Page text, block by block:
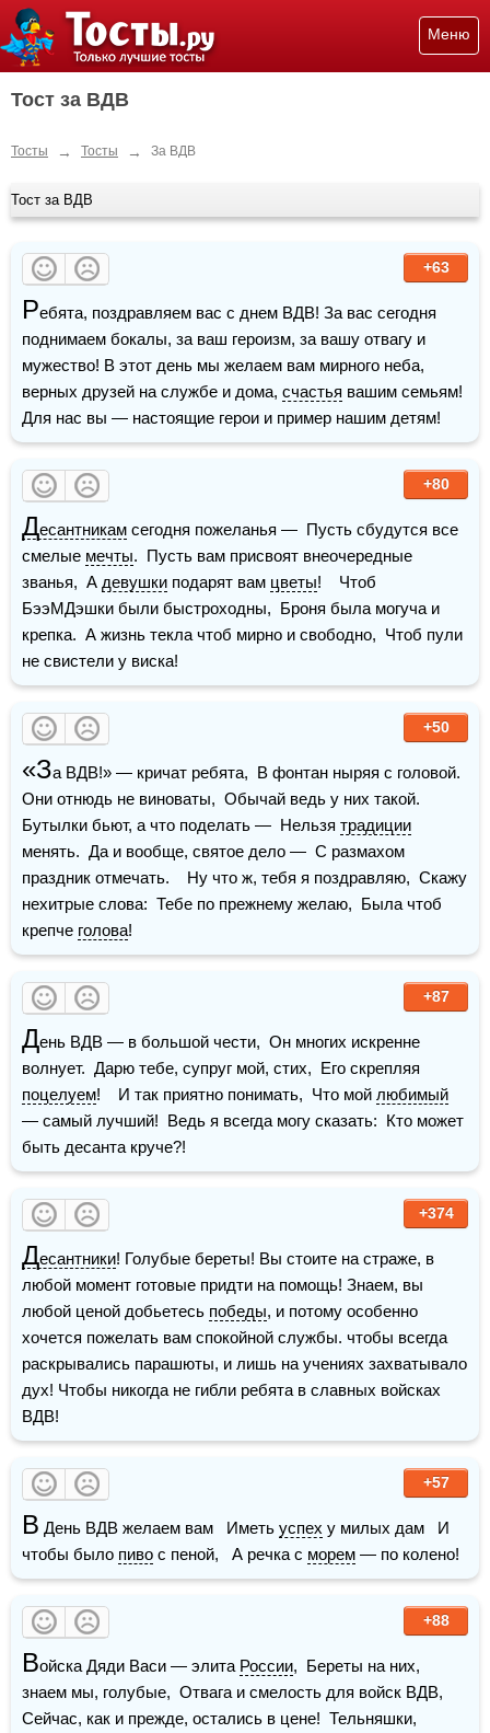
Меню
Тост за ВДВ
Тосты → Тосты → За ВДВ
Тост за ВДВ
+63
Ребята, поздравляем вас с днем ВДВ! За вас сегодня
поднимаем бокалы, за ваш героизм, за вашу отвагу и
мужество! В этот день мы желаем вам мирного неба,
верных друзей на службе и дома, счастья вашим семьям!
Для нас вы — настоящие герои и пример нашим детям!
+80
Десантникам сегодня пожеланья —  Пусть сбудутся все
смелые мечты.  Пусть вам присвоят внеочередные
званья,  А девушки подарят вам цветы!    Чтоб
БээМДэшки были быстроходны,  Броня была могуча и
крепка.  А жизнь текла чтоб мирно и свободно,  Чтоб пули
не свистели у виска!
+50
«За ВДВ!» — кричат ребята,  В фонтан ныряя с головой.
Они отнюдь не виноваты,  Обычай ведь у них такой.
Бутылки бьют, а что поделать —  Нельзя традиции
менять.  Да и вообще, святое дело —  С размахом
праздник отмечать.    Ну что ж, тебя я поздравляю,  Скажу
нехитрые слова:  Тебе по прежнему желаю,  Была чтоб
крепче голова!
+87
День ВДВ — в большой чести,  Он многих искренне
поцелуем!    И так приятно понимать,  Что мой любимый
— самый лучший!  Ведь я всегда могу сказать:  Кто может
быть десанта круче?!
+374
Десантники! Голубые береты! Вы стоите на страже, в
любой момент готовые придти на помощь! Знаем, вы
любой ценой добьетесь победы, и потому особенно
хочется пожелать вам спокойной службы. чтобы всегда
раскрывались парашюты, и лишь на учениях захватывало
дух! Чтобы никогда не гибли ребята в славных войсках
ВДВ!
+57
В День ВДВ желаем вам   Иметь успех у милых дам   И
чтобы было пиво с пеной,   А речка с морем — по колено!
+88
Войска Дяди Васи — элита России,  Береты на них,
знаем мы, голубые,  Отвага и смелость для войск ВДВ,
Сейчас, как и прежде, остались в цене!  Тельняшки,